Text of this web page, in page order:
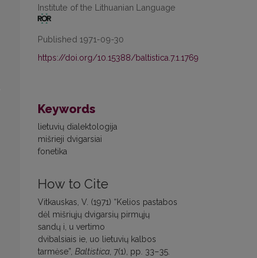
Institute of the Lithuanian Language
Published 1971-09-30
https://doi.org/10.15388/baltistica.7.1.1769
Keywords
lietuvių dialektologija
mišrieji dvigarsiai
fonetika
How to Cite
Vitkauskas, V. (1971) “Kelios pastabos
dėl mišriųjų dvigarsių pirmųjų
sandų i, u vertimo
dvibalsiais ie, uo lietuvių kalbos
tarmėse”, Baltistica , 7(1), pp. 33–35.